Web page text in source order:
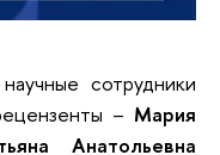
сотрудники
– Мария
Анатольевна